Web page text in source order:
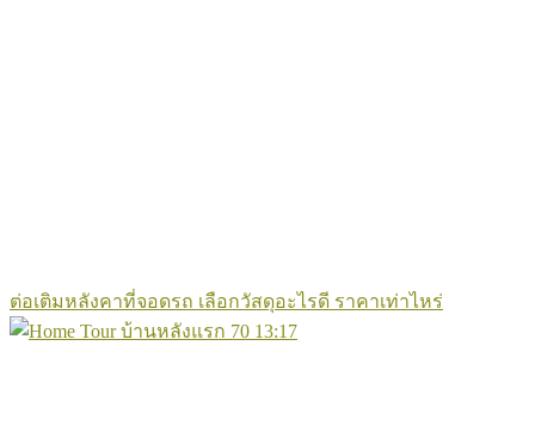
ต่อเติมหลังคาที่จอดรถ เลือกวัสดุอะไรดี ราคาเท่าไหร่
70 13:17